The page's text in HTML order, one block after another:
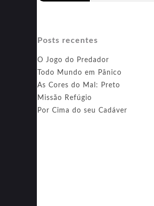
Posts recentes
O Jogo do Predador
Todo Mundo em Pânico
As Cores do Mal: Preto
Missão Refúgio
Por Cima do seu Cadáver